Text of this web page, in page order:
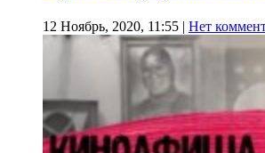
12 Ноябрь, 2020, 11:55 | Нет